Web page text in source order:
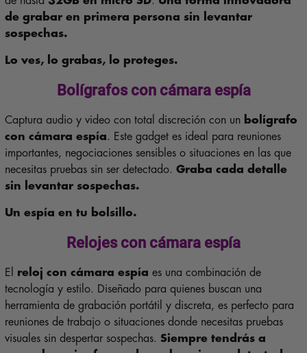
de grabar en primera persona sin levantar
sospechas.
Lo ves, lo grabas, lo proteges.
Bolígrafos con cámara espía
Captura audio y video con total discreción con un bolígrafo
con cámara espía. Este gadget es ideal para reuniones
importantes, negociaciones sensibles o situaciones en las que
necesitas pruebas sin ser detectado. Graba cada detalle
sin levantar sospechas.
Un espía en tu bolsillo.
Relojes con cámara espía
El reloj con cámara espía es una combinación de
tecnología y estilo. Diseñado para quienes buscan una
herramienta de grabación portátil y discreta, es perfecto para
reuniones de trabajo o situaciones donde necesitas pruebas
visuales sin despertar sospechas. Siempre tendrás a